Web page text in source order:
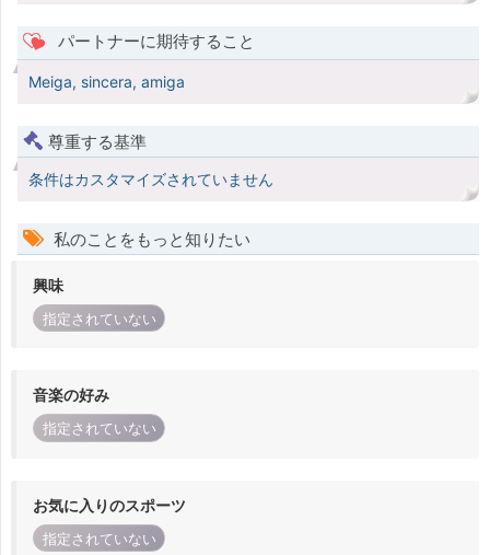
パートナーに期待すること
Meiga, sincera, amiga
尊重する基準
条件はカスタマイズされていません
私のことをもっと知りたい
興味
指定されていない
音楽の好み
指定されていない
お気に入りのスポーツ
指定されていない